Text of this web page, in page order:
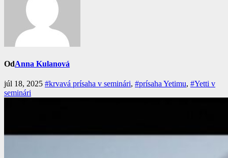
OdAnna Kulanová
júl 18, 2025 #krvavá prísaha v seminári, #prísaha Yetimu, #Yetti v
seminári